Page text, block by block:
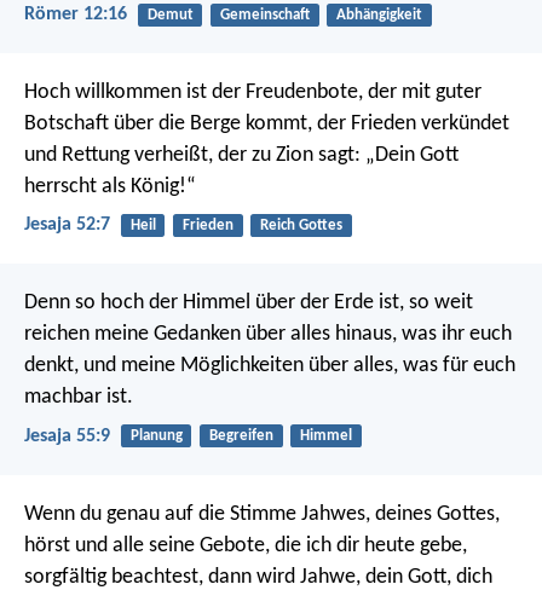
Römer 12:16 Demut Gemeinschaft Abhängigkeit
Hoch willkommen ist der Freudenbote, der mit guter
Botschaft über die Berge kommt, der Frieden verkündet
und Rettung verheißt, der zu Zion sagt: „Dein Gott
herrscht als König!“
Jesaja 52:7 Heil Frieden Reich Gottes
Denn so hoch der Himmel über der Erde ist, so weit
reichen meine Gedanken über alles hinaus, was ihr euch
denkt, und meine Möglichkeiten über alles, was für euch
machbar ist.
Jesaja 55:9 Planung Begreifen Himmel
Wenn du genau auf die Stimme Jahwes, deines Gottes,
hörst und alle seine Gebote, die ich dir heute gebe,
sorgfältig beachtest, dann wird Jahwe, dein Gott, dich